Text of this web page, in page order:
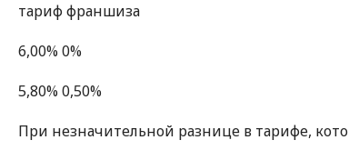
тариф франшиза
6,00% 0%
5,80% 0,50%
При незначительной разнице в тарифе,